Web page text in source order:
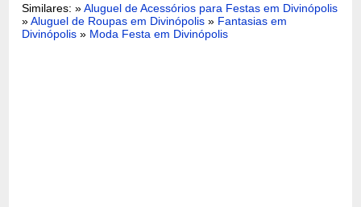
Similares: »Aluguel de Acessórios para Festas em Divinópolis
»Aluguel de Roupas em Divinópolis » Fantasias em
Divinópolis » Moda Festa em Divinópolis